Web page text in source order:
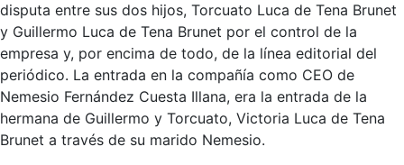
disputa entre sus dos hijos, Torcuato Luca de Tena Brunet
y Guillermo Luca de Tena Brunet por el control de la
empresa y, por encima de todo, de la línea editorial del
periódico. La entrada en la compañía como CEO de
Nemesio Fernández Cuesta Illana, era la entrada de la
hermana de Guillermo y Torcuato, Victoria Luca de Tena
Brunet a través de su marido Nemesio.